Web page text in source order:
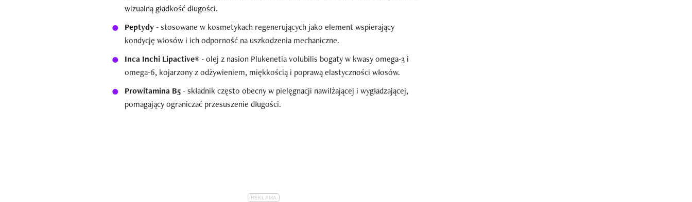
wizualną gładkość długości.
Peptydy - stosowane w kosmetykach regenerujących jako element wspierający
kondycję włosów i ich odporność na uszkodzenia mechaniczne.
Inca Inchi Lipactive® - olej z nasion Plukenetia volubilis bogaty w kwasy omega-3 i
omega-6, kojarzony z odżywieniem, miękkością i poprawą elastyczności włosów.
Prowitamina B5 - składnik często obecny w pielęgnacji nawilżającej i wygładzającej,
pomagający ograniczać przesuszenie długości.